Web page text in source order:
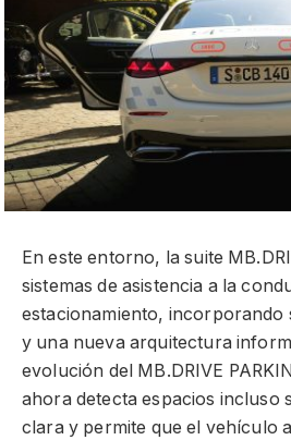
En este entorno, la suite
sistemas de asistencia a la
estacionamiento, incorporando
y una nueva arquitectura
evolución del MB.DRIVE
ahora detecta espacios incluso
clara y permite que el vehículo